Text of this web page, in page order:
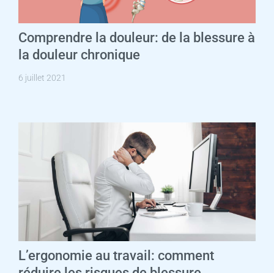
Comprendre la douleur: de la blessure à
la douleur chronique
6 juillet 2021
L’ergonomie au travail: comment